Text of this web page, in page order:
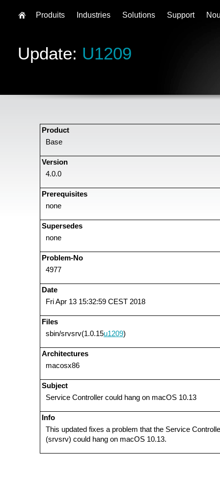
Update: U1209
Product
Base
Version
4.0.0
Prerequisites
none
Supersedes
none
Problem-No
4977
Date
Fri Apr 13 15:32:59 CEST 2018
Files
sbin/srvsrv(1.0.15u1209)
Architectures
macosx86
Subject
Service Controller could hang on macOS 10.13
Info
This updated fixes a problem that the Service
(srvsrv) could hang on macOS 10.13.
Produits Industries Solutions Support